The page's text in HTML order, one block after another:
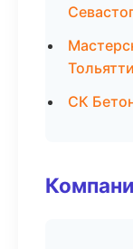
Тольятти
СК